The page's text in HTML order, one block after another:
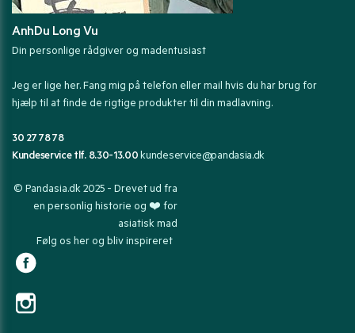
AnhDu Long Vu
Din personlige rådgiver og madentusiast
Jeg er lige her. Fang mig på telefon eller mail hvis du har brug for
hjælp til at finde de rigtige produkter til din madlavning.
30 27 78 78
Kundeservice tlf. 8.30-13.00kundeservice@pandasia.dk
© Pandasia.dk 2025 - Drevet ud fra
en personlig historie og ❤️ for
asiatisk mad
Følg os her og bliv inspireret